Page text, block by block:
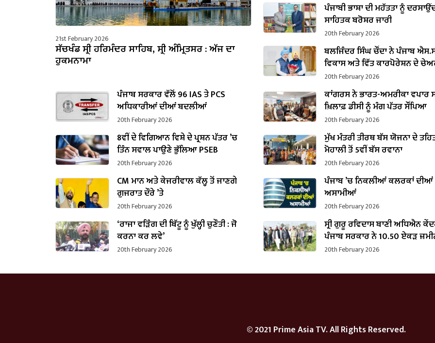
21st February 2026
ਸੱਚਖੰਡ ਸ੍ਰੀ ਹਰਿਮੰਦਰ ਸਾਹਿਬ, ਸ੍ਰੀ ਅੰਮ੍ਰਿਤਸਰ : ਅੱਜ ਦਾ
ਹੁਕਮਨਾਮਾ
ਪੰਜਾਬੀ ਭਾਸ਼ਾ ਦੀ ਮਹੱਤਤਾ ਨੂੰ
ਸਾਹਿਤਕ ਬਰੋਸ਼ਰ ਜਾਰੀ
20th February 2026
ਬਲਜਿੰਦਰ ਸਿੰਘ ਚੌਂਦਾ ਨੇ ਪੰਜਾਬ
ਵਿਕਾਸ ਅਤੇ ਵਿੱਤ ਕਾਰਪੋਰੇਸ਼ਨ ਦੇ
ਵਜੋਂ ਸੰਭਾਲਿਆ ਕਾਰਜਭਾਰ
20th February 2026
ਪੰਜਾਬ ਸਰਕਾਰ ਵੱਲੋਂ 96 IAS ਤੇ PCS
ਅਧਿਕਾਰੀਆਂ ਦੀਆਂ ਬਦਲੀਆਂ
20th February 2026
ਕਾਂਗਰਸ ਨੇ ਭਾਰਤ-ਅਮਰੀਕਾ ਵਪਾਰ
ਖ਼ਿਲਾਫ਼ ਡੀਸੀ ਨੂੰ ਮੰਗ ਪੱਤਰ ਸੌਂਪਿਆ
20th February 2026
8ਵੀਂ ਦੇ ਵਿਗਿਆਨ ਵਿਸ਼ੇ ਦੇ ਪ੍ਰਸ਼ਨ ਪੱਤਰ ’ਚ
ਤਿੰਨ ਸਵਾਲ ਪਾਉਣੇ ਭੁੱਲਿਆ PSEB
20th February 2026
ਮੁੱਖ ਮੰਤਰੀ ਤੀਰਥ ਬੱਸ ਯੋਜਨਾ ਦੇ
ਮੋਹਾਲੀ ਤੋਂ 5ਵੀਂ ਬੱਸ ਰਵਾਨਾ
20th February 2026
CM ਮਾਨ ਅਤੇ ਕੇਜਰੀਵਾਲ ਕੱਲ੍ਹ ਤੋਂ ਜਾਣਗੇ
ਗੁਜਰਾਤ ਦੌਰੇ ’ਤੇ
20th February 2026
ਪੰਜਾਬ ’ਚ ਨਿਕਲੀਆਂ ਕਲਰਕਾਂ ਦੀਆਂ
ਅਸਾਮੀਆਂ
20th February 2026
‘ਰਾਜਾ ਵੜਿੰਗ ਦੀ ਬਿੱਟੂ ਨੂੰ ਖੁੱਲ੍ਹੀ ਚੁਣੌਤੀ : ਜੋ
ਕਰਨਾ ਕਰ ਲਵੇ’
20th February 2026
ਸ੍ਰੀ ਗੁਰੂ ਰਵਿਦਾਸ ਬਾਣੀ ਅਧਿਐਨ
ਪੰਜਾਬ ਸਰਕਾਰ ਨੇ 10.50 ਏਕੜ
ਕਬਜ਼ਾ ਲਿਆ
20th February 2026
© 2021 Prime Asia TV. All Rights Reserved.